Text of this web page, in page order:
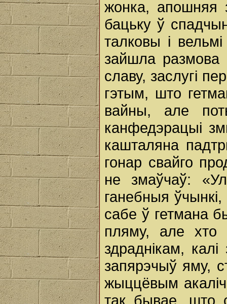
жонка, апошняя
бацьку ў
талковы i
зайшла размова
славу, заслугі
гэтым, што
вайны, але
канфедэрацыі
кашталяна
гонар свайго
не змаўчаў:
ганебныя
сабе ў гетмана
пляму, але
здраднікам, калі
запярэчыў яму,
жыццёвым
так бывае, што